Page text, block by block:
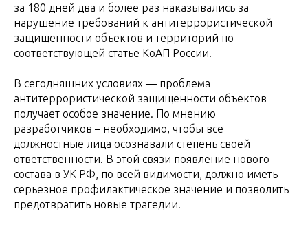
за 180 дней два и более раз наказывались за
нарушение требований к антитеррористической
защищенности объектов и территорий по
соответствующей статье КоАП России.
В сегодняшних условиях — проблема
антитеррористической защищенности объектов
получает особое значение. По мнению
разработчиков – необходимо, чтобы все
должностные лица осознавали степень своей
ответственности. В этой связи появление нового
состава в УК РФ, по всей видимости, должно иметь
серьезное профилактическое значение и позволить
предотвратить новые трагедии.